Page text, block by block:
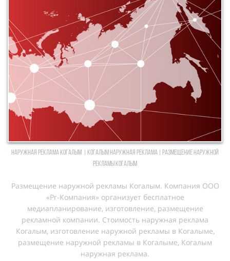
Наружная реклама Когалым | Когалым Наружная реклама | Размещение наружной
рекламы Когалым
Размещение наружной рекламы Когалым. Компания ООО
«Pr-Компания» организует бесплатное
медиапланирование, изготовление, размещение
рекламной компании. Cтоимость наружная реклама
Когалым, изготовление наружной рекламы в Когалыме,
размещение наружной рекламы в Когалыме, Когалым
наружная реклама.